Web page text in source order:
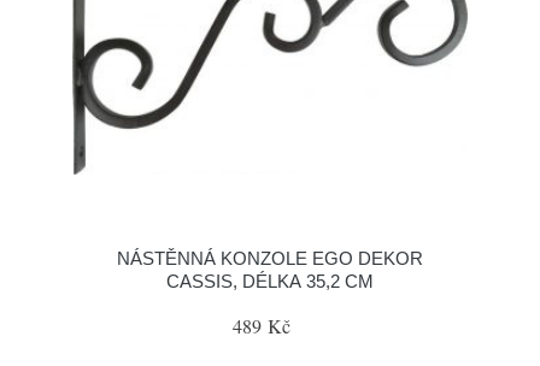
NÁSTĚNNÁ KONZOLE EGO DEKOR
CASSIS, DÉLKA 35,2 CM
489 Kč